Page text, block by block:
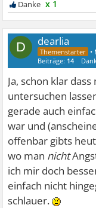
x 1
D dearlia
•
Beiträge: 14
Ja, schon klar
untersuchen
gerade auch
war und
offenbar gibts
wo man nicht
ich mir doch
einfach nicht
schlauer.